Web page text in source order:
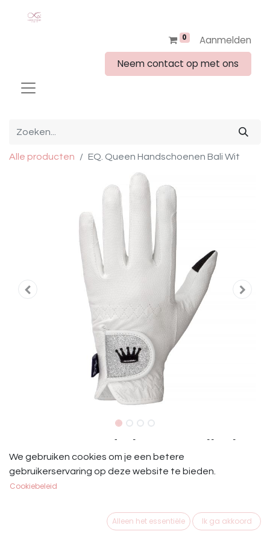
0
Aanmelden
Neem contact op met ons
Alle producten EQ. Queen Handschoenen Bali Wit
EQ. Queen Handschoenen Bali Wit
Elegante handschoenen, gemaakt van hoogwaardig
synthetisch leer. Zorgvuldige afwerking garandeert het
handschoenen. Het antislipmateriaal zorgt voor een
veilige grip op de teugels, en versterkte stiksels aan de
We gebruiken cookies om je een betere
gebruikerservaring op deze website te bieden.
Cookiebeleid
Alleen het essentiële Ik ga akkoord